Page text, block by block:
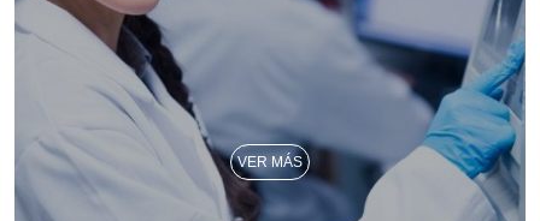
VER MÁS